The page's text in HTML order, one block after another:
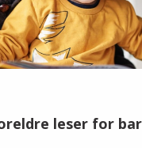
leser for